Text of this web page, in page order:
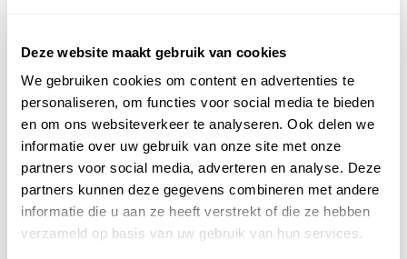
Deze website maakt gebruik van cookies
We gebruiken cookies om content en advertenties te
personaliseren, om functies voor social media te bieden
en om ons websiteverkeer te analyseren. Ook delen we
informatie over uw gebruik van onze site met onze
partners voor social media, adverteren en analyse. Deze
partners kunnen deze gegevens combineren met andere
informatie die u aan ze heeft verstrekt of die ze hebben
verzameld op basis van uw gebruik van hun services.
Veel makkelijker zijn de langoeren te zien, wat plompe
bladneusapen die hier algemeen zijn. Satchari heeft
echter ook naam gemaakt als vogelbestemming.
Bonte neushoornvogel, roodkoptrogon en ook
bankivahoenders, voorouders van onze kip, komen er
voor. Samen met de lokale bevolking is een klein
bezoekerscentrum opgezet en kunnen begeleide
excursies geboekt worden.